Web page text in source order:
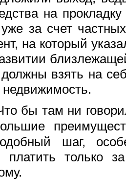
на
уже за счет
на который
должны взять на
недвижимость.
бы там ни
шаг,
платить только